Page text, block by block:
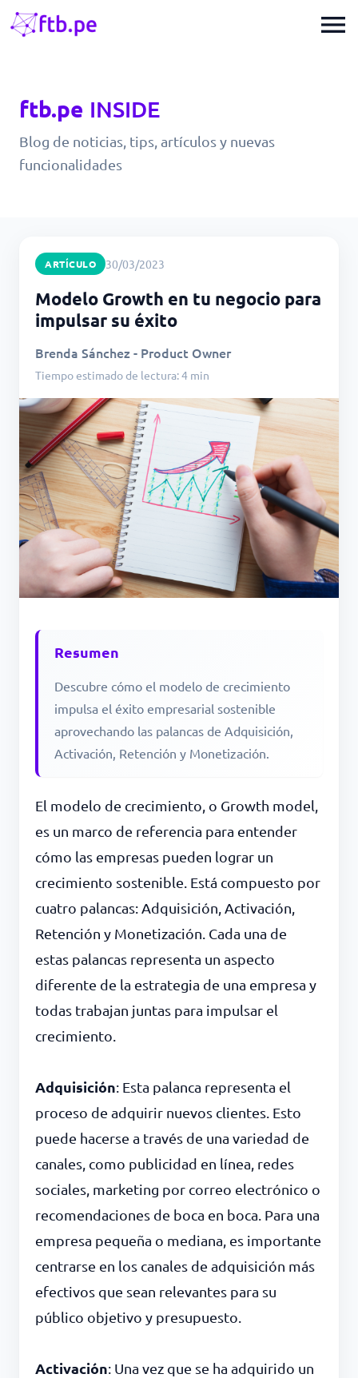
menu
ftb.pe INSIDE
Blog de noticias, tips, artículos y nuevas
funcionalidades
ARTÍCULO 30/03/2023
Modelo Growth en tu negocio para
impulsar su éxito
Brenda Sánchez - Product Owner
Tiempo estimado de lectura: 4 min
Resumen
Descubre cómo el modelo de crecimiento
impulsa el éxito empresarial sostenible
aprovechando las palancas de Adquisición,
Activación, Retención y Monetización.
El modelo de crecimiento, o Growth model,
es un marco de referencia para entender
cómo las empresas pueden lograr un
crecimiento sostenible. Está compuesto por
cuatro palancas: Adquisición, Activación,
Retención y Monetización. Cada una de
estas palancas representa un aspecto
diferente de la estrategia de una empresa y
todas trabajan juntas para impulsar el
crecimiento.
Adquisición: Esta palanca representa el
proceso de adquirir nuevos clientes. Esto
puede hacerse a través de una variedad de
canales, como publicidad en línea, redes
sociales, marketing por correo electrónico o
recomendaciones de boca en boca. Para una
empresa pequeña o mediana, es importante
centrarse en los canales de adquisición más
efectivos que sean relevantes para su
público objetivo y presupuesto.
Activación: Una vez que se ha adquirido un